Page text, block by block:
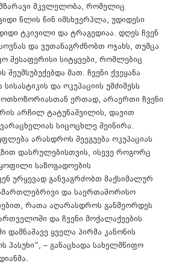
მკვლელობა, რომელიც
წლის წინ იმსხვერპლა, უდიდესი
ტკივილი და ტრაგედიაა. დღეს ჩვენ
და ვუთანაგრძნობთ ოჯახს, თუმცა
შესაფერისი სიტყვები, რომლებიც
შეუმსუბუქებდა მათ. ჩვენი ქვეყანა
და ოკუპაციის უმძიმესს
ოთხოზორიასთან ერთად, არაერთი ჩვენი
არჩილ ტატუნაშვილის, დავით
სიცოცხლე შეიწირა.
არასდროს შეეგუება ოკუპაციას
დასრულებისთვის, ისევე როგორც
საზოგადოების
ურყევად განვაგრძობთ მაქსიმალურ
და საერთაშორისო
რათა აღარასდროს განმეორდეს
და ჩვენი მოქალაქეების
ყველა პირმა კანონის
პასუხი“, – განაცხადა სახელმწიფო